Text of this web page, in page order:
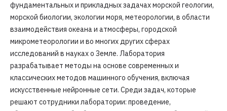
фундаментальных и прикладных задачах морской геологии,
морской биологии, экологии моря, метеорологии, в области
взаимодействия океана и атмосферы, городской
микрометеорологии и во многих других сферах
исследований в науках о Земле. Лаборатория
разрабатывает методы на основе современных и
классических методов машинного обучения, включая
искусственные нейронные сети. Среди задач, которые
решают сотрудники лаборатории: проведение,